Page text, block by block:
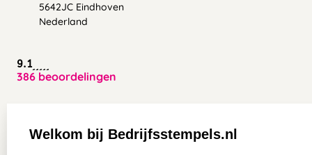
5642JC Eindhoven
Nederland
9.1
386 beoordelingen
Welkom bij Bedrijfsstempels.nl